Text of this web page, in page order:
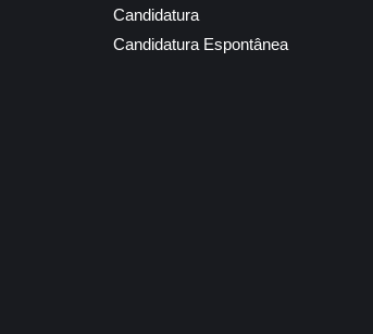
Candidatura
Candidatura Espontânea